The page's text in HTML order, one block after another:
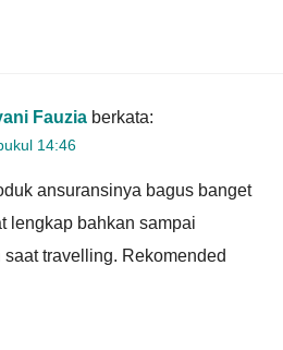
Fauzia berkata:
14:46
ansuransinya bagus banget
lengkap bahkan sampai
travelling. Rekomended